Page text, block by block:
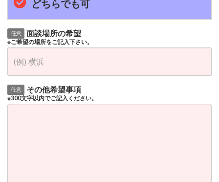
どちらでも可
任意 面談場所の希望
※ご希望の場所をご記入下さい。
任意 その他希望事項
※300文字以内でご記入ください。